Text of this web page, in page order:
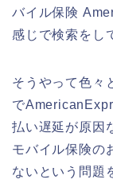
バイル保険
感じで検索をし
そうやって色々
で
払い遅延が原因
モバイル保険の
ないという問題